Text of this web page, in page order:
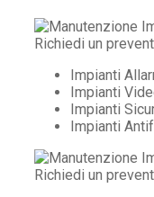
Impianti
Impianti
Impianti
Impianti